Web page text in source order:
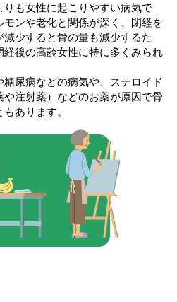
も女性に起こりやすい病気で
ンや老化と関係が深く、閉経を
少すると骨の量も減少するた
後の高齢女性に特に多くみられ
糖尿病などの病気や、ステロイド
や注射薬）などのお薬が原因で骨
あります。